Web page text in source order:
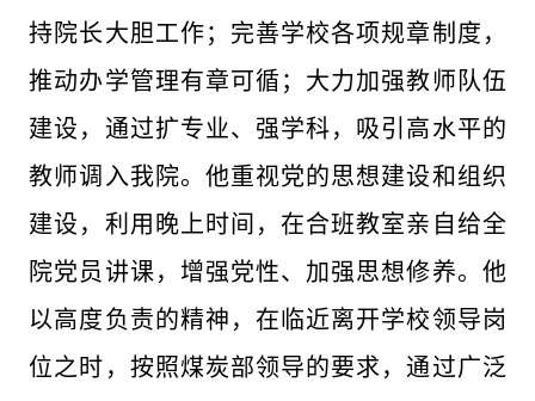
持院长大胆工作；完善学校各项规章制度，
推动办学管理有章可循；大力加强教师队伍
建设，通过扩专业、强学科，吸引高水平的
教师调入我院。他重视党的思想建设和组织
建设，利用晚上时间，在合班教室亲自给全
院党员讲课，增强党性、加强思想修养。他
以高度负责的精神，在临近离开学校领导岗
位之时，按照煤炭部领导的要求，通过广泛